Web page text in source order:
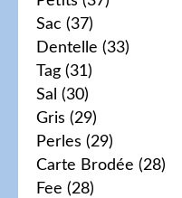
Sac (37)
Dentelle (33)
Tag (31)
Sal (30)
Gris (29)
Perles (29)
Carte Brodée (28)
Fee (28)